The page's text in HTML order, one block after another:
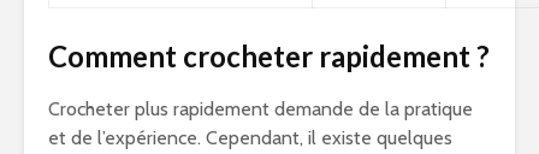
Comment crocheter rapidement ?
Crocheter plus rapidement demande de la pratique
et de l’expérience. Cependant, il existe quelques